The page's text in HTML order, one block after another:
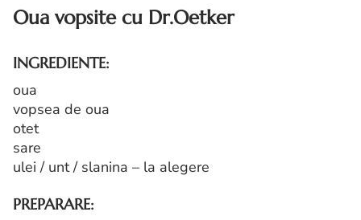
Oua vopsite cu Dr.Oetker
INGREDIENTE:
oua
vopsea de oua
otet
sare
ulei / unt / slanina – la alegere
PREPARARE: